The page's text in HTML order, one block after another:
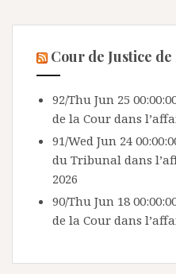
Cour de Justice
92/Thu Jun 25
de la Cour dans
91/Wed Jun 24
du Tribunal dans
2026
90/Thu Jun 18
de la Cour dans